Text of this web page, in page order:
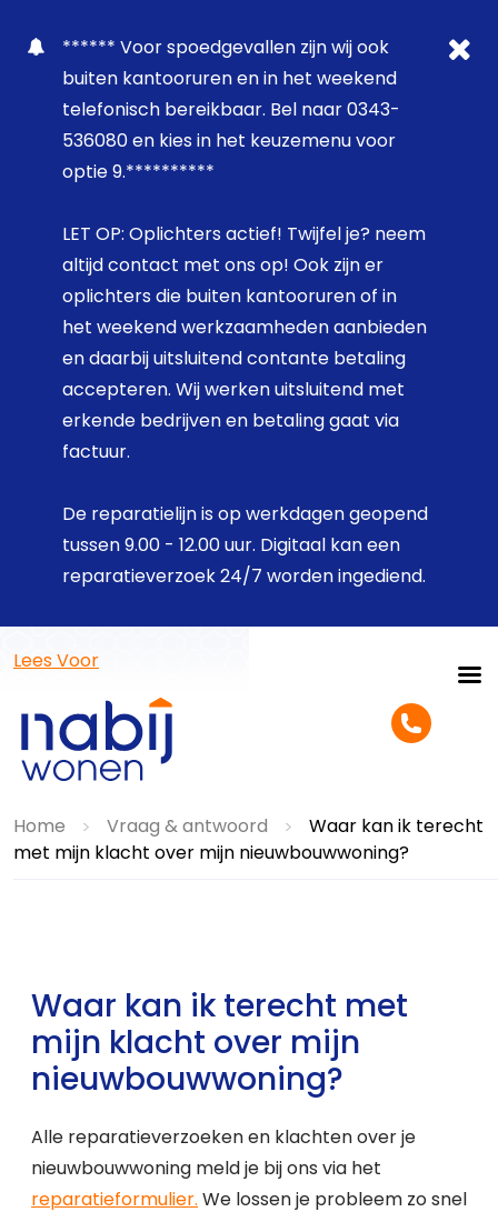
****** Voor spoedgevallen zijn wij ook
buiten kantooruren en in het weekend
telefonisch bereikbaar. Bel naar 0343-
536080 en kies in het keuzemenu voor
optie 9.**********
LET OP: Oplichters actief! Twijfel je? neem
altijd contact met ons op! Ook zijn er
oplichters die buiten kantooruren of in
het weekend werkzaamheden aanbieden
en daarbij uitsluitend contante betaling
accepteren. Wij werken uitsluitend met
erkende bedrijven en betaling gaat via
factuur.
De reparatielijn is op werkdagen geopend
tussen 9.00 - 12.00 uur. Digitaal kan een
reparatieverzoek 24/7 worden ingediend.
Lees Voor
Home > Vraag & antwoord >
Waar kan ik terecht
met mijn klacht over mijn nieuwbouwwoning?
Waar kan ik terecht met
mijn klacht over mijn
nieuwbouwwoning?
Alle reparatieverzoeken en klachten over je
nieuwbouwwoning meld je bij ons via het
reparatieformulier. We lossen je probleem zo snel